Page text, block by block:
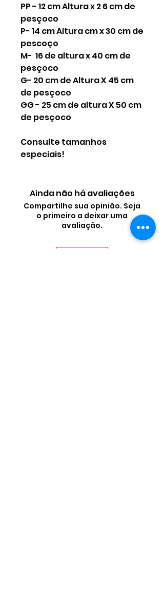
PP - 12 cm Altura x 2 6 cm de
pesçoco
P- 14 cm Altura cm x 30 cm de
pescoço
M- 16 de altura x 40 cm de
pesçoco
G- 20 cm de Altura X 45 cm
de pesçoco
GG - 25 cm de altura X 50 cm
de pesçoco
Consulte tamanhos
especiais!
Ainda não há avaliações
Compartilhe sua opinião. Seja
o primeiro a deixar uma
avaliação.